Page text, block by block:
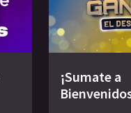
¡Sumate a